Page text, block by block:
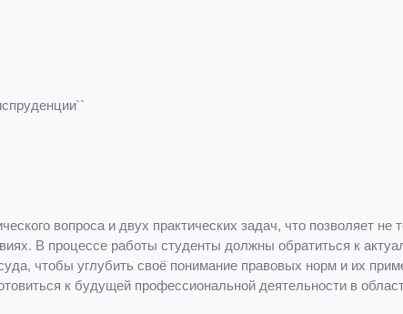
вопроса и двух практических задач, что позволяет
В процессе работы студенты должны обратиться к
чтобы углубить своё понимание правовых норм и их
к будущей профессиональной деятельности в